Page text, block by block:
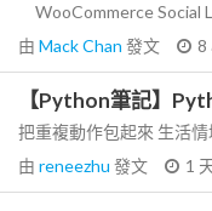
WooCommerce Social
由 Mack Chan 發文 8
【Python筆記】
把重複動作包起來 生活
由 reneezhu 發文 1